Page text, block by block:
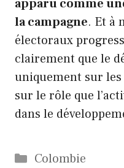
apparu comme
la campagne. Et à
électoraux
clairement que le
uniquement sur
sur le rôle que
dans le
Catégories
Colombie